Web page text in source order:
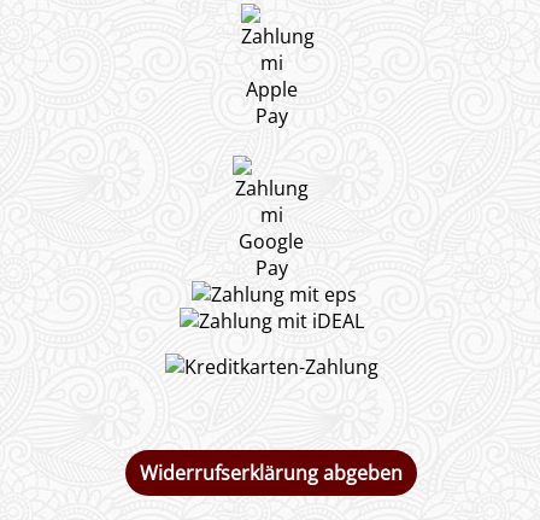
Widerrufserklärung abgeben